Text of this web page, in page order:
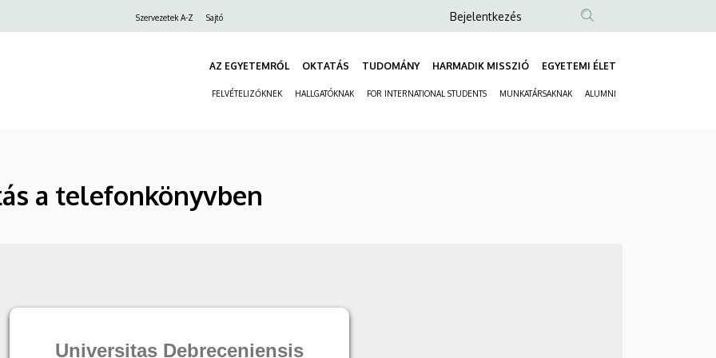
Szervezetek A-Z Sajtó
Anonim
fiók
Bejelentkezés
AZ EGYETEMRŐL OKTATÁS TUDOMÁNY HARMADIK MISSZIÓ EGYETEMI ÉLET
FELVÉTELIZŐKNEK HALLGATÓKNAK FOR INTERNATIONAL STUDENTS MUNKATÁRSAKNAK ALUMNI
a telefonkönyvben